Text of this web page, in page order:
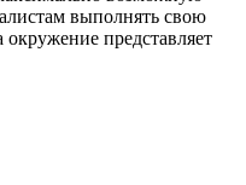
выполнять свою
окружение представляет